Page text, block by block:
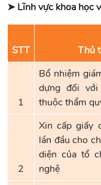
➤ Lĩnh vực khoa học
STT Thủ
1
Bổ nhiệm
dựng đối với
thuộc thẩm
2
Xin cấp giấy
lần đầu cho
diện của tổ
nghệ